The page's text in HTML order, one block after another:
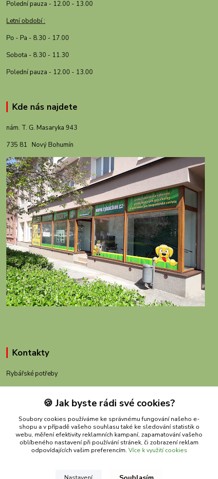
Polední pauza - 12.00 - 13.00
Letní období :
Po - Pa - 8.30 - 17.00
Sobota - 8.30 - 11.30
Polední pauza - 12.00 - 13.00
Kde nás najdete
nám. T. G. Masaryka 943
735 81 Nový Bohumín
Kontakty
Rybářské potřeby
+420 605 983 110
obchod@rybachov.cz
🍪 Jak byste rádi své cookies?
Soubory cookies používáme ke správnému fungování našeho e-
shopu a v případě vašeho souhlasu také ke sledování statistik o
webu, měření efektivity reklamních kampaní, zapamatování vašeho
oblíbeného nastavení při používání stránek, či zobrazení reklam
odpovídajících vašim preferencím. Více k využití cookies